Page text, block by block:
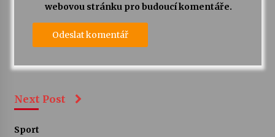
webovou stránku pro budoucí komentáře.
Next Post
Sport